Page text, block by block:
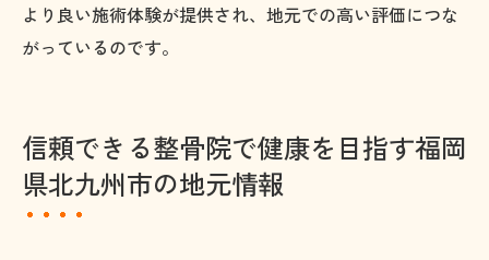
より良い施術体験が提供され、地元での高い評価につな
がっているのです。
信頼できる整骨院で健康を目指す福岡
県北九州市の地元情報